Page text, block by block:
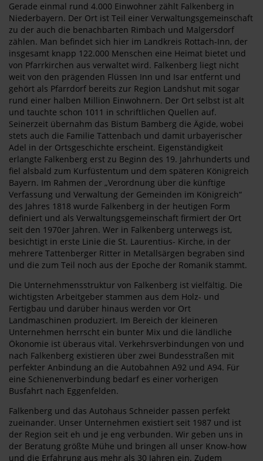
Gerade einmal rund 4.000 Einwohner zählt Falkenberg in
Niederbayern. Der Ort ist Teil einer Verwaltungsgemeinschaft
zu der auch die benachbarten Rimbach und Malgersdorf
zählen. Man befindet sich hier im Landkreis Rottach-Inn, der
insgesamt knapp 122.000 Menschen eine Heimat bietet und
von Pfarrkirchen aus verwaltet wird. Falkenberg liegt nicht
weit von den prägenden Flüssen Inn und Isar entfernt und
gehört als Pfarrdorf bereits zur Region Landshut mit sogar
rund einer halben Million Einwohnern. Der Ort selbst ist alt
und tauchte schon 1011 in schriftlichen Quellen auf.
Seinerzeit übernahm das Bistum Bamberg die Ägide, wobei
stets auch die Familie Tattenbach und damit urbayerischer
Adel in der Ortsgeschichte erscheint. Eigenständigkeit
erlangte Falkenberg erst zu Beginn des 19. Jahrhunderts und
fiel alsbald zum Kurfüstentum und dem späteren Königreich
Bayern. Im Rahmen der „Verordnung über die künftige
Verfassung und Verwaltung der Gemeinden im Königreich“
des Jahres 1818 wurde Falkenberg in der heutigen Form
definiert und als Verwaltungsgemeinschaft firmiert der Ort
seit den 1970er Jahren. Wer in Falkenberg unterwegs ist,
besichtigt in erste Linie die St. Laurentius- Kirche, in der
mehrere Tattenberger Ritter in Metallsärgen begraben sind
und die zum Teil noch aus der Epoche der Romanik stammt.
Die Unternehmensstruktur von Falkenberg ist vielfältig. Die
wichtigsten Arbeitgeber stammen aus dem Holz- und
Fertigbau und darüber hinaus werden vor Ort
Landmaschinen produziert. Im Bereich der kleineren
Unternehmen herrscht ein bunter Mix und die ländliche
Ökonomie ist überaus vital. Verkehrsverbindungen von und
nach Falkenberg existieren über zwei Bundesstraßen mit
perfekter Anbindung an die Autobahnen A92 und A94. Für
eine Schienenverbindung bedarf es einer vorherigen
Busfahrt nach Eggenfelden.
Falkenberg und das Autohaus Schneider passen perfekt
zueinander. Unser Unternehmen existiert seit 1987 und ist
der Region seit eh und je eng verbunden. Wir geben uns in
der Beratung größte Mühe und bringen all unser Know-how
und die Erfahrung aus mehr als 30 Jahren ein. Zudem